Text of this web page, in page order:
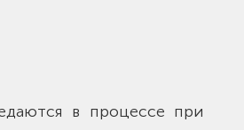
в процессе при